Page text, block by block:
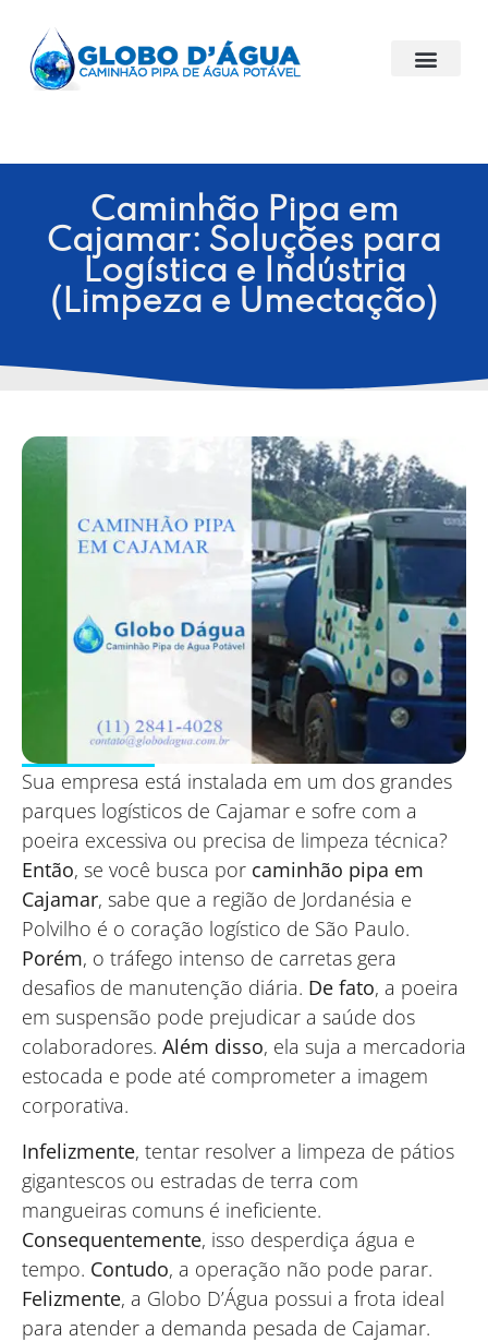
Caminhão Pipa em
Cajamar: Soluções para
Logística e Indústria
(Limpeza e Umectação)
Sua empresa está instalada em um dos grandes
parques logísticos de Cajamar e sofre com a
poeira excessiva ou precisa de limpeza técnica?
Então, se você busca por caminhão pipa em
Cajamar, sabe que a região de Jordanésia e
Polvilho é o coração logístico de São Paulo.
Porém, o tráfego intenso de carretas gera
desafios de manutenção diária. De fato, a poeira
em suspensão pode prejudicar a saúde dos
colaboradores. Além disso, ela suja a mercadoria
estocada e pode até comprometer a imagem
corporativa.
Infelizmente, tentar resolver a limpeza de pátios
gigantescos ou estradas de terra com
mangueiras comuns é ineficiente.
Consequentemente, isso desperdiça água e
tempo. Contudo, a operação não pode parar.
Felizmente, a Globo D’Água possui a frota ideal
para atender a demanda pesada de Cajamar.